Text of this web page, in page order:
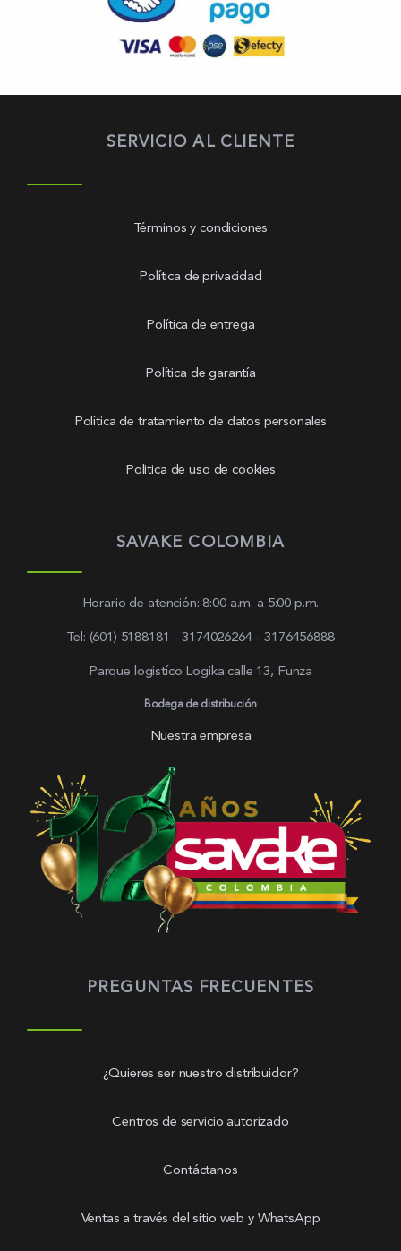
SERVICIO AL CLIENTE
Términos y condiciones
Política de privacidad
Política de entrega
Política de garantía
Política de tratamiento de datos personales
Politica de uso de cookies
SAVAKE COLOMBIA
Horario de atención: 8:00 a.m. a 5:00 p.m.
Tel: (601) 5188181 - 3174026264 - 3176456888
Parque logistíco Logika calle 13, Funza
Bodega de distribución
Nuestra empresa
PREGUNTAS FRECUENTES
¿Quieres ser nuestro distribuidor?
Centros de servicio autorizado
Contáctanos
Ventas a través del sitio web y WhatsApp